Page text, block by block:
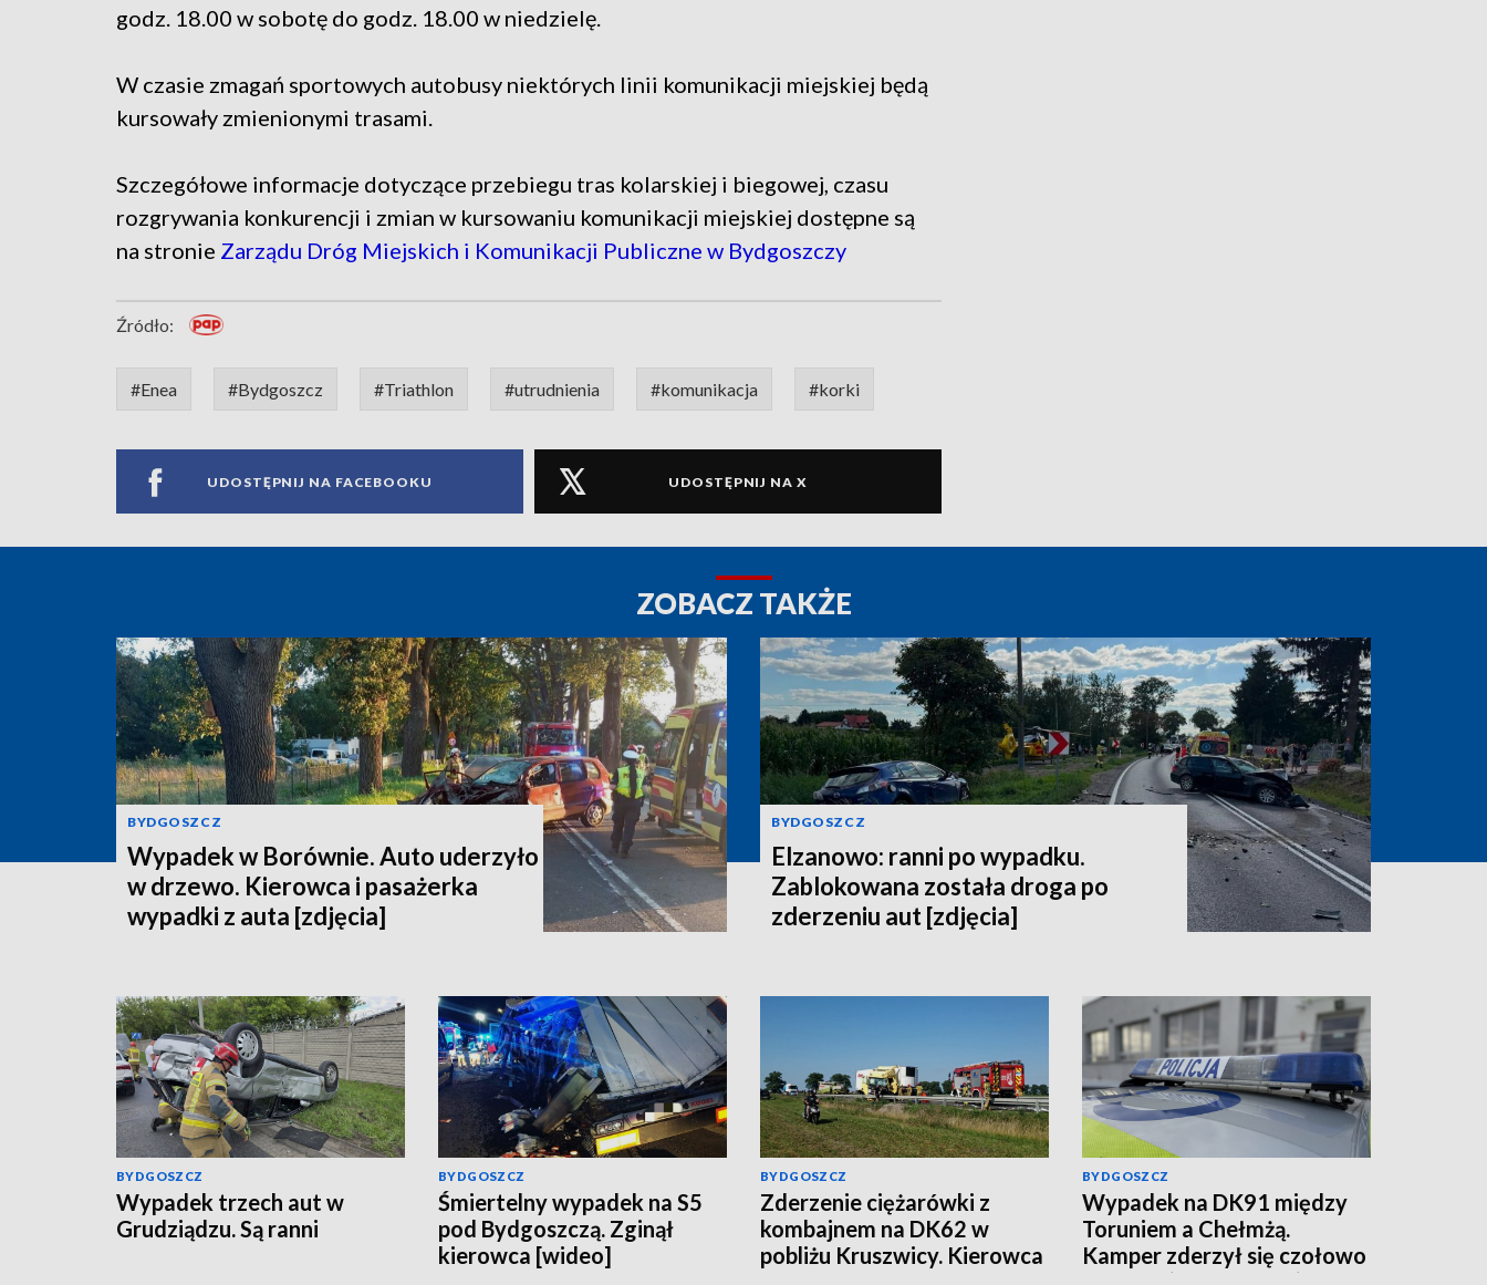
godz. 18.00 w sobotę do godz. 18.00 w niedzielę.
W czasie zmagań sportowych autobusy niektórych linii komunikacji miejskiej będą
kursowały zmienionymi trasami.
Szczegółowe informacje dotyczące przebiegu tras kolarskiej i biegowej, czasu
rozgrywania konkurencji i zmian w kursowaniu komunikacji miejskiej dostępne są
na stronie Zarządu Dróg Miejskich i Komunikacji Publiczne w Bydgoszczy
Źródło:
#Enea #Bydgoszcz #Triathlon #utrudnienia #komunikacja #korki
UDOSTĘPNIJ NA FACEBOOKU UDOSTĘPNIJ NA X
ZOBACZ TAKŻE
BYDGOSZCZ
Wypadek w Borównie. Auto uderzyło
w drzewo. Kierowca i pasażerka
wypadki z auta [zdjęcia]
BYDGOSZCZ
Elzanowo: ranni po wypadku.
Zablokowana została droga po
zderzeniu aut [zdjęcia]
BYDGOSZCZ
Wypadek trzech aut w
Grudziądzu. Są ranni
BYDGOSZCZ
Śmiertelny wypadek na S5
pod Bydgoszczą. Zginął
kierowca [wideo]
BYDGOSZCZ
Zderzenie ciężarówki z
kombajnem na DK62 w
pobliżu Kruszwicy. Kierowca
BYDGOSZCZ
Wypadek na DK91 między
Toruniem a Chełmżą.
Kamper zderzył się czołowo